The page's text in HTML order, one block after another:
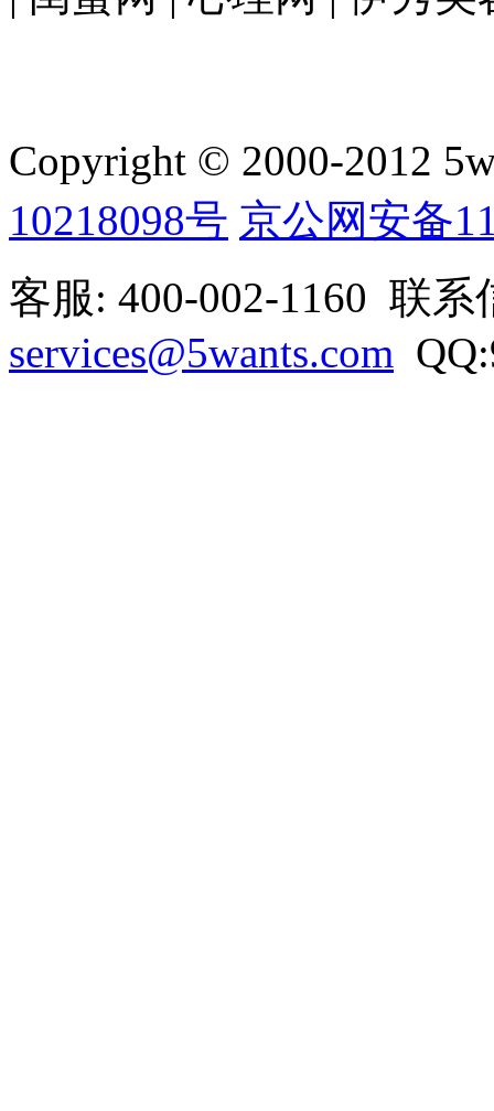
Copyright © 2000-2012
10218098号 京公网安备
客服: 400-002-1160 联系
services@5wants.com